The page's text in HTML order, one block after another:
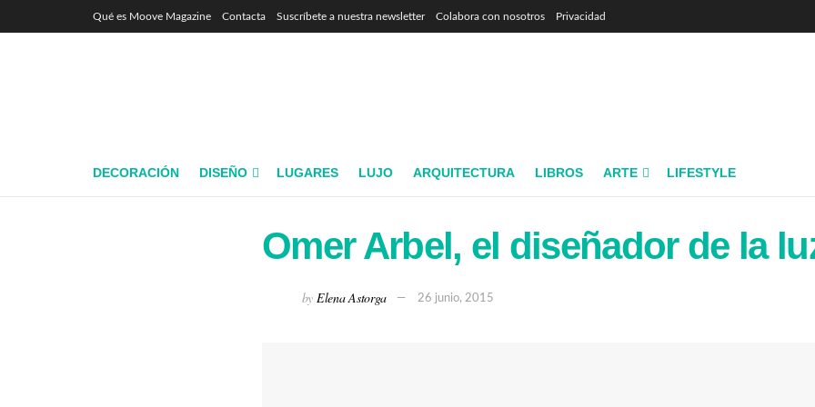
Qué es Moove Magazine Contacta Suscríbete a nuestra newsletter Colabora con nosotros Privacidad
DECORACIÓN DISEÑO LUGARES LUJO ARQUITECTURA LIBROS ARTE LIFESTYLE
Omer Arbel, el diseñador de la
by Elena Astorga 26 junio, 2015